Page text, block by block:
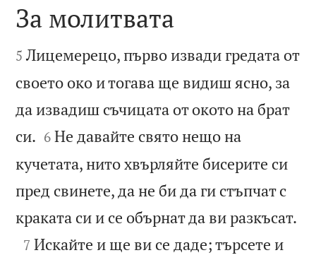

За молитвата

5 Лицемерецо, първо извади гредата от
своето око и тогава ще видиш ясно, за
да извадиш съчицата от окото на брат
си. 

6 Не давайте свято нещо на
кучетата, нито хвърляйте бисерите си
пред свинете, да не би да ги стъпчат с
краката си и се обърнат да ви разкъсат.

7 Искайте и ще ви се даде; търсете и